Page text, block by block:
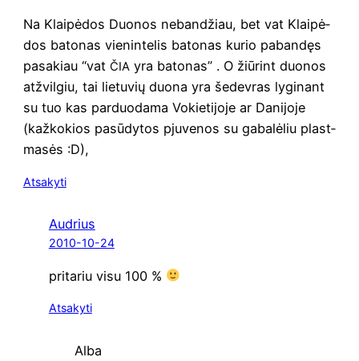
Na Klai­pė­dos Duo­nos neban­džiau, bet vat Klai­pė­
dos bato­nas vie­nin­te­lis bato­nas kurio paban­dęs
pasa­kiau “vat ČIAyra bato­nas” . O žiū­rint duo­nos
atžvil­giu, tai lie­tu­vių duo­na yra šedev­ras lygi­nant
su tuo kas par­duo­da­ma Vokie­ti­jo­je ar Dani­jo­je
(kaž­ko­kios pasū­dy­tos pju­ve­nos su gaba­lė­liu plast­
ma­sės :D),
Atsakyti
Audrius
2010-10-24
pri­ta­riu visu 100 %
Atsakyti
Alba